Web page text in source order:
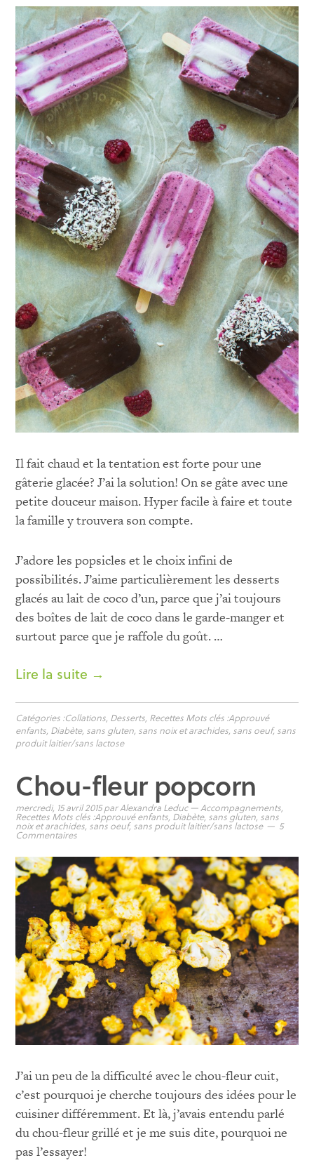
Il fait chaud et la tentation est forte pour une
gâterie glacée? J’ai la solution! On se gâte avec une
petite douceur maison. Hyper facile à faire et toute
la famille y trouvera son compte.
J’adore les popsicles et le choix infini de
possibilités. J’aime particulièrement les desserts
glacés au lait de coco d’un, parce que j’ai toujours
des boîtes de lait de coco dans le garde-manger et
surtout parce que je raffole du goût. …
Lire la suite →
Catégories :Collations Desserts Recettes Mots clés :Approuvé
enfants Diabète, sans gluten sans noix et arachides sans oeuf, sans
produit laitier/sans lactose
Chou-fleur popcorn
mercredi, 15 avril 2015parAlexandra Leduc— Accompagnements
Recettes Mots clés :Approuvé enfants Diabète, sans gluten sans
noix et arachides sans oeuf, sans produit laitier/sans lactose 5
Commentaires
J’ai un peu de la difficulté avec le chou-fleur cuit,
c’est pourquoi je cherche toujours des idées pour le
cuisiner différemment. Et là, j’avais entendu parlé
du chou-fleur grillé et je me suis dite, pourquoi ne
pas l’essayer!